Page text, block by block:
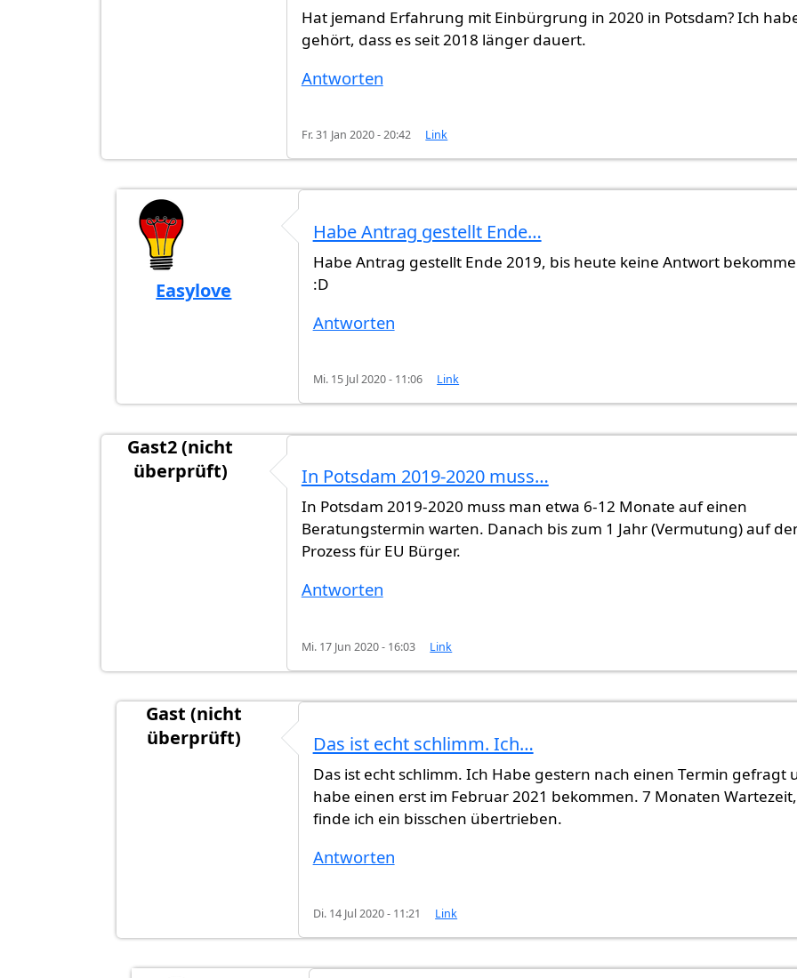
Hat jemand Erfahrung mit Einbürgrung in 2020 in Potsdam? Ich
gehört, dass es seit 2018 länger dauert.
Antworten
Fr. 31 Jan 2020 - 20:42 Link
Easylove
Einbürgerungserfahrung in 2020?
Habe Antrag gestellt Ende…
Habe Antrag gestellt Ende 2019, bis heute keine Antwort
:D
Antworten
Mi. 15 Jul 2020 - 11:06 Link
Gast2 (nicht
überprüft)
In Potsdam 2019-2020 muss…
In Potsdam 2019-2020 muss man etwa 6-12 Monate auf einen
Beratungstermin warten. Danach bis zum 1 Jahr (Vermutung) auf
Prozess für EU Bürger.
Antworten
Mi. 17 Jun 2020 - 16:03 Link
Gast (nicht
überprüft)
In Potsdam 2019-2020 muss…vonGast2 (nicht überprüft)
Das ist echt schlimm. Ich…
Das ist echt schlimm. Ich Habe gestern nach einen Termin gefragt
habe einen erst im Februar 2021 bekommen. 7 Monaten Wartezeit,
finde ich ein bisschen übertrieben.
Antworten
Di. 14 Jul 2020 - 11:21 Link